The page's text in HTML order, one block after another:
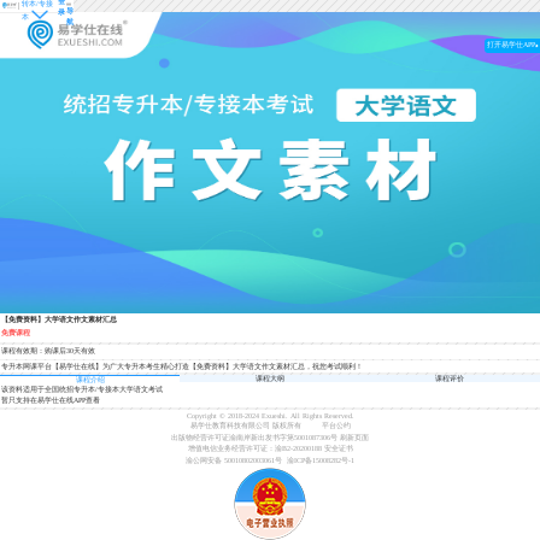
转本/专接
本
登
录导
航
打开易学仕APP
【免费资料】大学语文作文素材汇总
免费课程
课程有效期：购课后30天有效
专升本网课平台【易学仕在线】为广大专升本考生精心打造【免费资料】大学语文作文素材汇总，祝您考试顺利！
课程介绍
课程大纲
课程评价
该资料适用于全国统招专升本/专接本大学语文考试
暂只支持在易学仕在线APP查看
Copyright © 2018-2024 Exueshi. All Rights Reserved.
易学仕教育科技有限公司 版权所有
平台公约
出版物经营许可证渝南岸新出发书字第5001087306号
刷新页面
增值电信业务经营许可证：渝B2-20200188 安全证书
渝公网安备 50010802003061号
渝ICP备15008282号-1